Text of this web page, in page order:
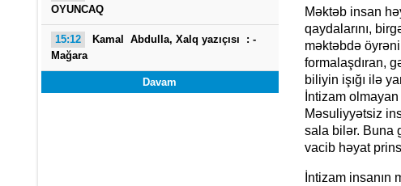
OYUNCAQ
15:12
Kamal Abdulla, Xalq yazıçısı : -
Mağara
Davam
Məktəb insan
qaydalarını,
məktəbdə
formalaşdıran,
biliyin işığı ilə
İntizam
Məsuliyyətsiz
sala bilər. Buna
vacib həyat
İntizam insanın